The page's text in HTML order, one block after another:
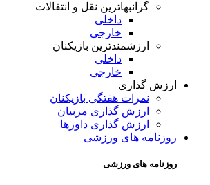
گرانبهاترین نقل و انتقالات
داخلی
خارجی
ارزشمندترین بازیکنان
داخلی
خارجی
ارزش گذاری
نمرات هفتگی بازیکنان
ارزش گذاری مربیان
ارزش گذاری داورها
روزنامه های ورزشی
روزنامه های ورزشی